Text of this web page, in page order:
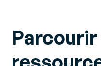
Parcourir